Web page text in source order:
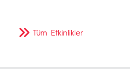
Tüm Etkinlikler